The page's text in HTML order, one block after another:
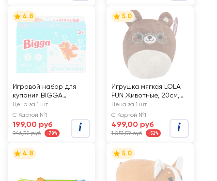
4.8
Игровой набор для
купания BIGGA
Дракончики со
световыми
эффектами, 5
предметов, Арт. JY06
Цена за 1 шт
С Картой №1
199,00 руб
946,32 руб -78%
5.0
Игрушка мягкая LOLA
FUN Животные, 20см,
Арт. S1220003
Цена за 1 шт
С Картой №1
499,00 руб
1 051,59 руб -52%
4.8 5.0